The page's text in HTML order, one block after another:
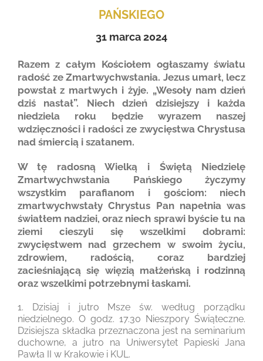
PAŃSKIEGO
31 marca 2024
Razem z całym Kościołem ogłaszamy światu
radość ze Zmartwychwstania. Jezus umarł, lecz
powstał z martwych i żyje. „Wesoły nam dzień
dziś nastał”. Niech dzień dzisiejszy i każda
niedziela roku będzie wyrazem naszej
wdzięczności i radości ze zwycięstwa Chrystusa
nad śmiercią i szatanem.
W tę radosną Wielką i Świętą Niedzielę
Zmartwychwstania Pańskiego życzymy
wszystkim parafianom i gościom: niech
zmartwychwstały Chrystus Pan napełnia was
światłem nadziei, oraz niech sprawi byście tu na
ziemi cieszyli się wszelkimi dobrami:
zwycięstwem nad grzechem w swoim życiu,
zdrowiem, radością, coraz bardziej
zacieśniającą się więzią małżeńską i rodzinną
oraz wszelkimi potrzebnymi łaskami.
1. Dzisiaj i jutro Msze św. według porządku
niedzielnego. O godz. 17.30 Nieszpory Świąteczne.
Dzisiejsza składka przeznaczona jest na seminarium
duchowne, a jutro na Uniwersytet Papieski Jana
Pawła II w Krakowie i KUL.